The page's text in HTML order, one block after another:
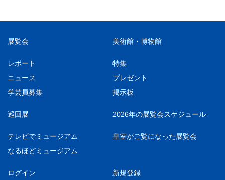
展覧会 美術館・博物館
レポート
特集
ニュース
プレゼント
学芸員募集
掲示板
巡回展 2026年の展覧会スケジュール
テレビでミュージアム
皇室がご覧になった展覧会
なるほどミュージアム
ログイン
新規登録